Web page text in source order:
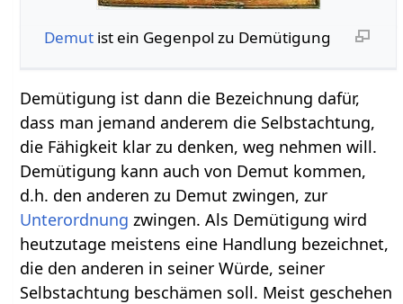
Demutist ein Gegenpol zu Demütigung
Demütigung ist dann die Bezeichnung dafür,
dass man jemand anderem die Selbstachtung,
die Fähigkeit klar zu denken, weg nehmen will.
Demütigung kann auch von Demut kommen,
d.h. den anderen zu Demut zwingen, zur
Unterordnung zwingen. Als Demütigung wird
heutzutage meistens eine Handlung bezeichnet,
die den anderen in seiner Würde, seiner
Selbstachtung beschämen soll. Meist geschehen